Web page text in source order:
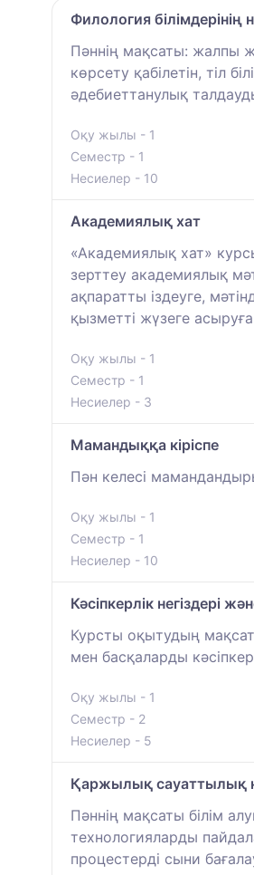
Филология білімдерінің
Пәннің мақсаты: жалпы
көрсету қабілетін, тіл
әдебиеттанулық
Оқу жылы - 1
Семестр - 1
Несиелер - 10
Академиялық хат
«Академиялық хат»
зерттеу академиялық
ақпаратты іздеуге,
қызметті жүзеге
Оқу жылы - 1
Семестр - 1
Несиелер - 3
Мамандыққа кіріспе
Пән келесі
Оқу жылы - 1
Семестр - 1
Несиелер - 10
Кәсіпкерлік негіздері
Курсты оқытудың
мен басқаларды
Оқу жылы - 1
Семестр - 2
Несиелер - 5
Қаржылық сауаттылық
Пәннің мақсаты білім
технологияларды
процестерді сыни